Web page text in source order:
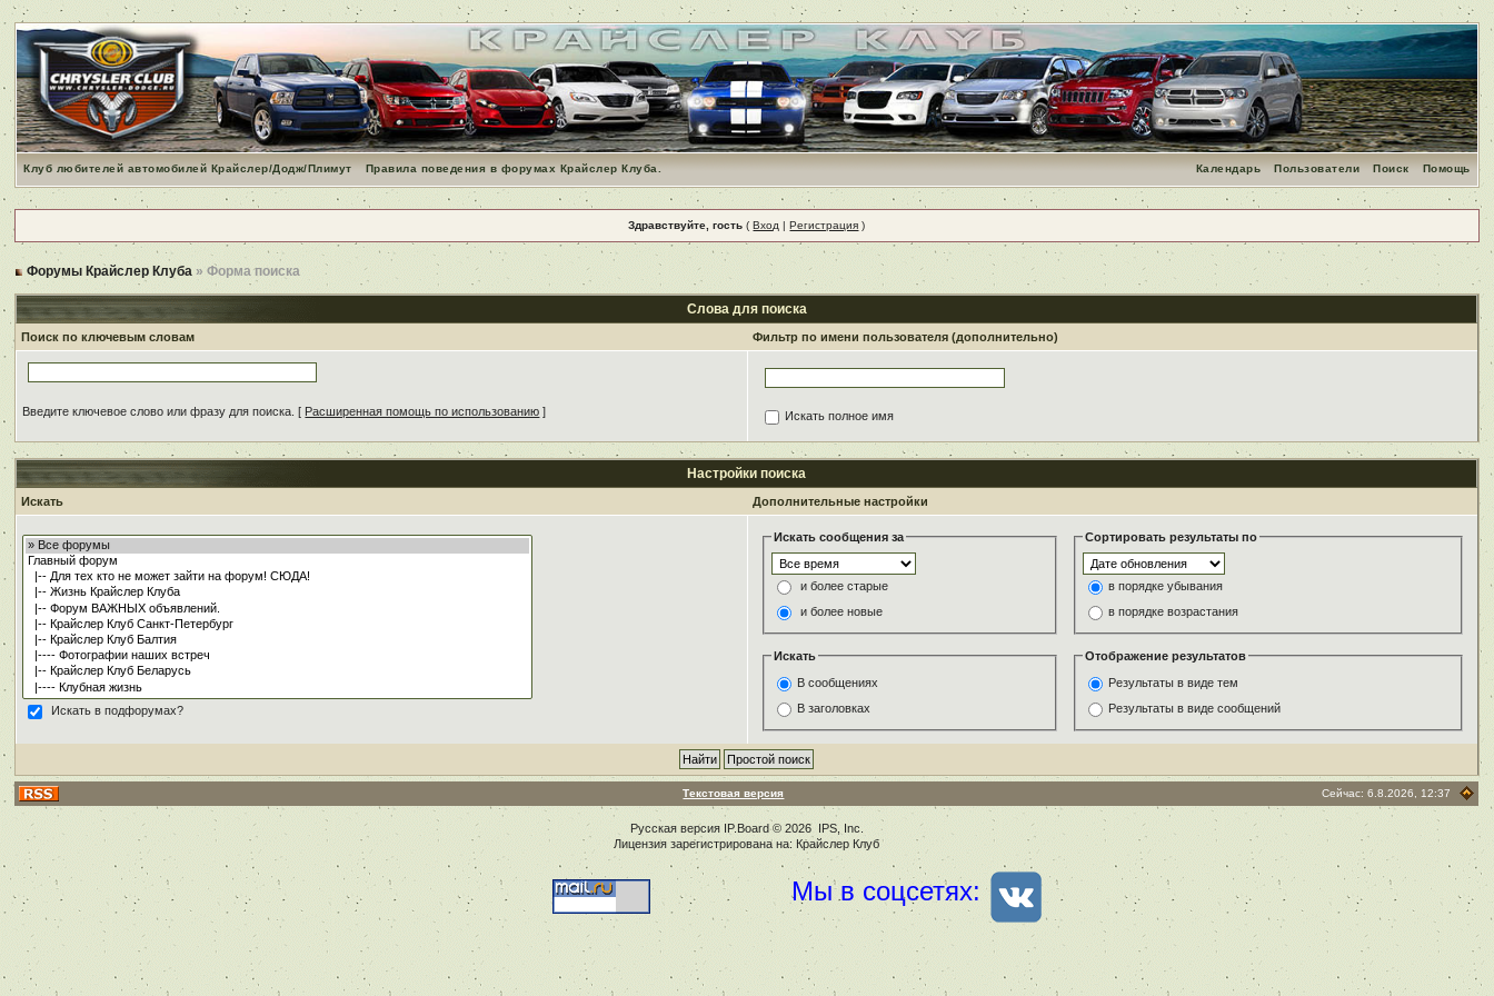
Клуб любителей автомобилей Крайслер/Додж/Плимут Правила поведения в форумах Крайслер Клуба. Помощь
Поиск
Пользователи
Календарь
Здравствуйте, гость (Вход |Регистрация )
Форумы Крайслер Клуба » Форма поиска
Слова для поиска
Поиск по ключевым словам Фильтр по имени пользователя (дополнительно)
Введите ключевое слово или фразу для поиска. [ Расширенная помощь по использованию ] Искать полное имя
Настройки поиска
Искать Дополнительные настройки
Искать в подфорумах?
Искать сообщения за
и более старые
и более новые
Сортировать результаты по
в порядке убывания
в порядке возрастания
Искать
В сообщениях
В заголовках
Отображение результатов
Результаты в виде тем
Результаты в виде сообщений
Текстовая версия Сейчас: 6.8.2026, 12:37
Русская версия IP.Board© 2026 IPS, Inc
Лицензия зарегистрирована на: Крайслер Клуб
Мы в соцсетях: